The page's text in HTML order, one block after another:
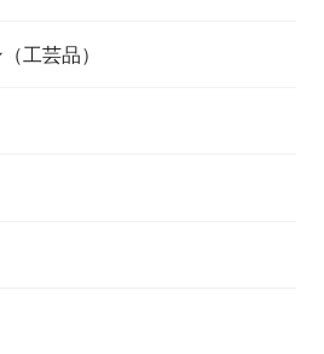
工芸品）